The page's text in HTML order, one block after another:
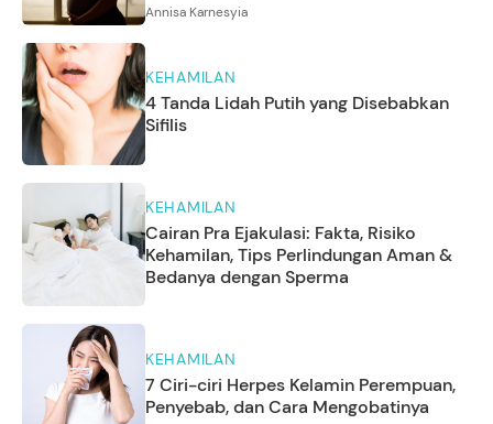
Annisa Karnesyia
KEHAMILAN
4 Tanda Lidah Putih yang Disebabkan
Sifilis
KEHAMILAN
Cairan Pra Ejakulasi: Fakta, Risiko
Kehamilan, Tips Perlindungan Aman &
Bedanya dengan Sperma
KEHAMILAN
7 Ciri-ciri Herpes Kelamin Perempuan,
Penyebab, dan Cara Mengobatinya